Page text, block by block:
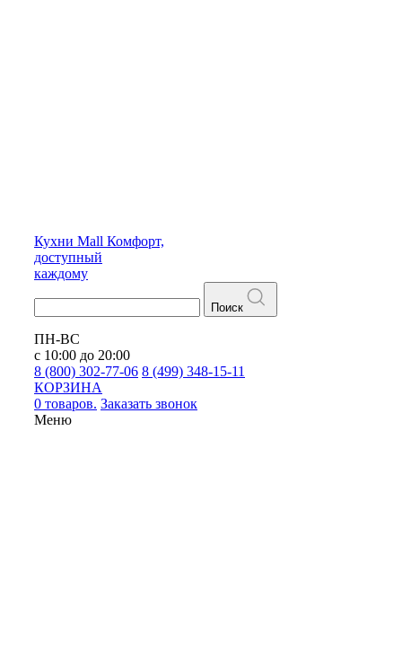
Кухни Mall Комфорт,
доступный
каждому
Поиск
ПН-ВС
с 10:00 до 20:00
8 (800) 302-77-06 8 (499) 348-15-11
КОРЗИНА
0 товаров. Заказать звонок
Меню